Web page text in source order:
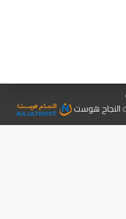
النجاح هوست